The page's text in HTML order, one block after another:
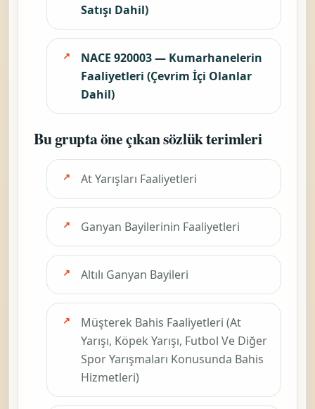
Satışı Dahil)
NACE 920003 — Kumarhanelerin
Faaliyetleri (Çevrim İçi Olanlar
Dahil)
Bu grupta öne çıkan sözlük terimleri
At Yarışları Faaliyetleri
Ganyan Bayilerinin Faaliyetleri
Altılı Ganyan Bayileri
Müşterek Bahis Faaliyetleri (At
Yarışı, Köpek Yarışı, Futbol Ve Diğer
Spor Yarışmaları Konusunda Bahis
Hizmetleri)